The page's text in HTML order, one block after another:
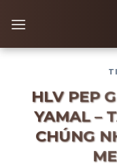
HLV PEP
YAMAL –
CHÚNG